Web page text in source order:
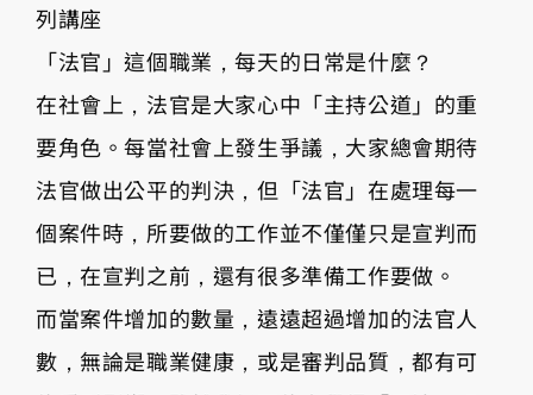
列講座
「法官」這個職業，每天的日常是什麼？
在社會上，法官是大家心中「主持公道」的重
要角色。每當社會上發生爭議，大家總會期待
法官做出公平的判決，但「法官」在處理每一
個案件時，所要做的工作並不僅僅只是宣判而
已，在宣判之前，還有很多準備工作要做。
而當案件增加的數量，遠遠超過增加的法官人
數，無論是職業健康，或是審判品質，都有可